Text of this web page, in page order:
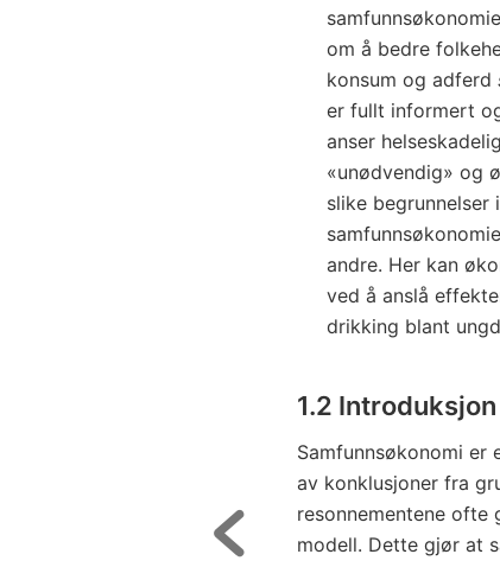
om å bedre
konsum og adferd
er fullt informert
anser
«unødvendig» og
slike
andre. Her kan
ved å anslå
drikking blant
1.2 Introduksjon
Samfunnsøkonomi er
av konklusjoner fra
resonnementene ofte
modell. Dette gjør at